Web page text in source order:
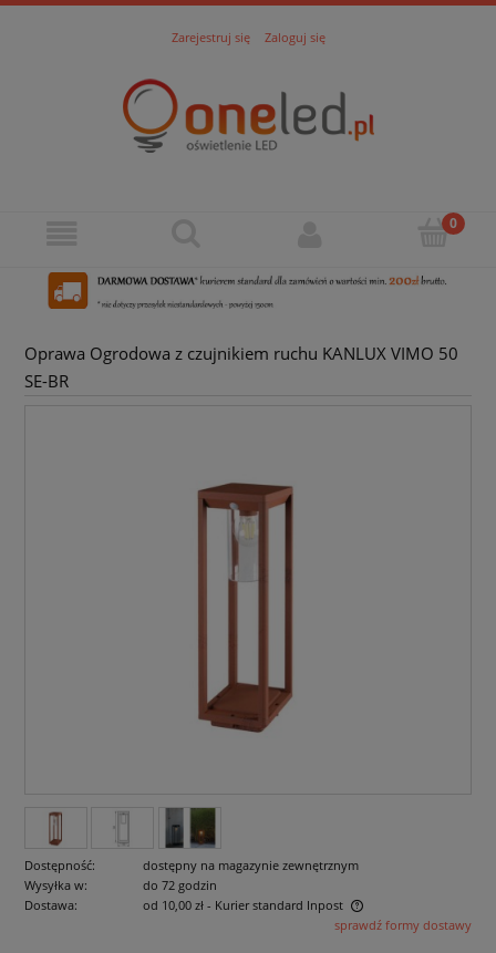
Zarejestruj się Zaloguj się
Oprawa Ogrodowa z czujnikiem ruchu KANLUX VIMO 50
SE-BR
Dostępność:
dostępny na magazynie zewnętrznym
Wysyłka w:
do 72 godzin
Dostawa:
od 10,00 zł - Kurier standard Inpost
Cena nie zawiera ewentualnych kosztów płatnościsprawdź formy dostawy